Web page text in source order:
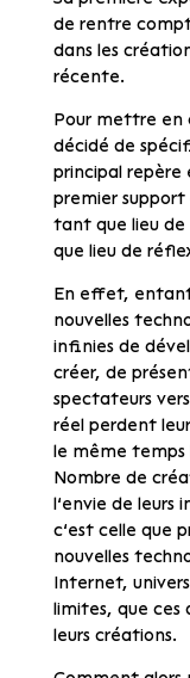
de rentre
dans les
récente.
Pour mettre en
décidé de
principal repère
premier
tant que lieu
que lieu de
En effet, entant
nouvelles
infinies de
créer, de
spectateurs
réel perdent
le même temps
Nombre de
l’envie de
c’est celle que
nouvelles
Internet,
limites, que
leurs créations.